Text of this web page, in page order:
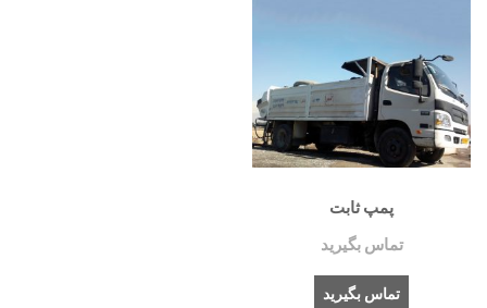
پمپ ثابت
تماس بگیرید
تماس بگیرید